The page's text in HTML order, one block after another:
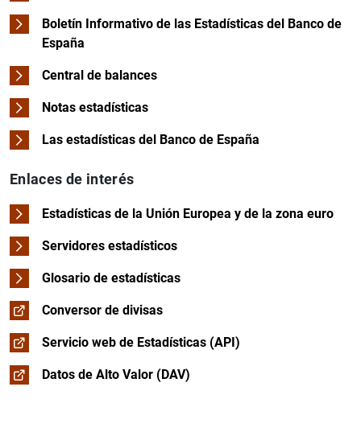
Boletín Informativo de las Estadísticas del Banco de
España
Central de balances
Notas estadísticas
Las estadísticas del Banco de España
Enlaces de interés
Estadísticas de la Unión Europea y de la zona euro
Servidores estadísticos
Glosario de estadísticas
Conversor de divisas
Servicio web de Estadísticas (API)
Datos de Alto Valor (DAV)